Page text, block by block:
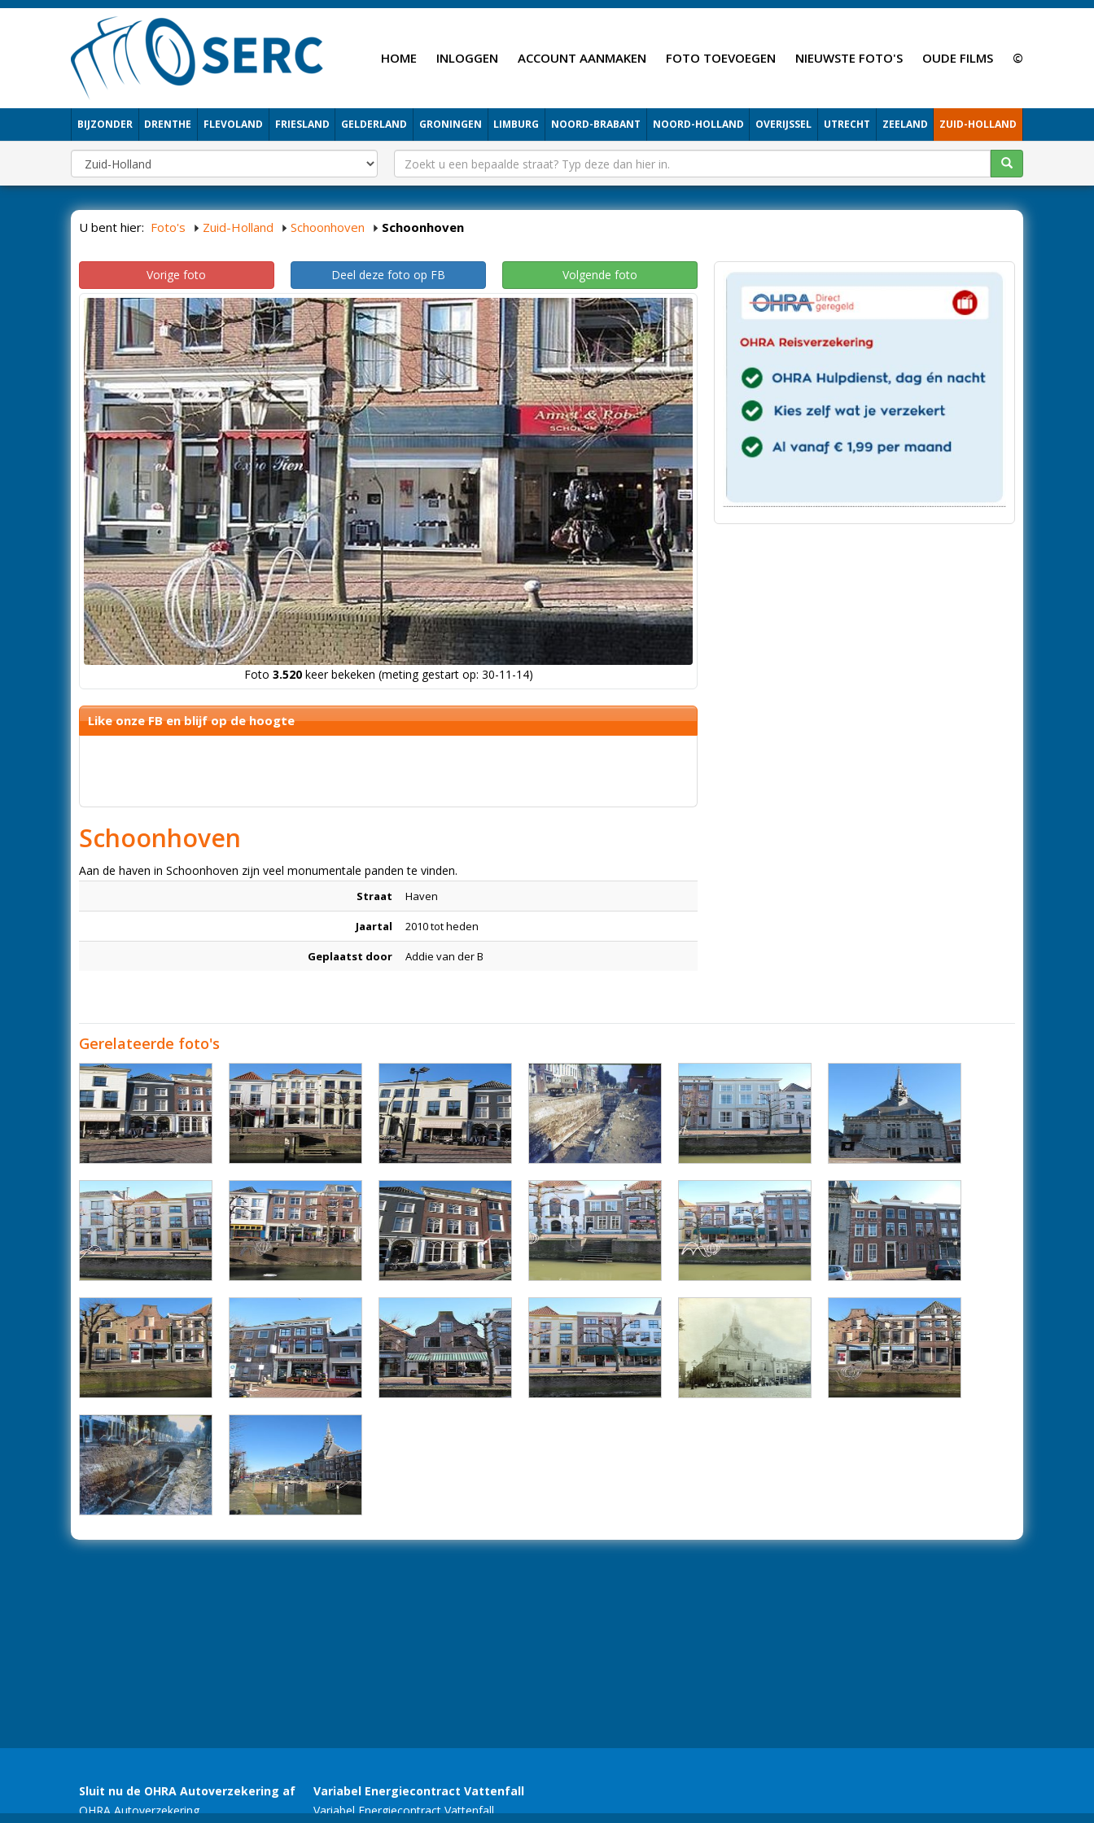
HOME INLOGGEN ACCOUNT AANMAKEN FOTO TOEVOEGEN NIEUWSTE FOTO'S OUDE FILMS ©
BIJZONDER DRENTHE FLEVOLAND FRIESLAND GELDERLAND GRONINGEN LIMBURG NOORD-BRABANT NOORD-HOLLAND OVERIJSSEL UTRECHT ZEELAND ZUID-HOLLAND
U bent hier: Foto's Zuid-Holland Schoonhoven Schoonhoven
Vorige foto Deel deze foto op FB Volgende foto
Foto 3.520keer bekeken (meting gestart op: 30-11-14)
Like onze FB en blijf op de hoogte
Schoonhoven
Aan de haven in Schoonhoven zijn veel monumentale panden te vinden.
Straat Haven
Jaartal 2010 tot heden
Geplaatst door Addie van der B
Gerelateerde foto's